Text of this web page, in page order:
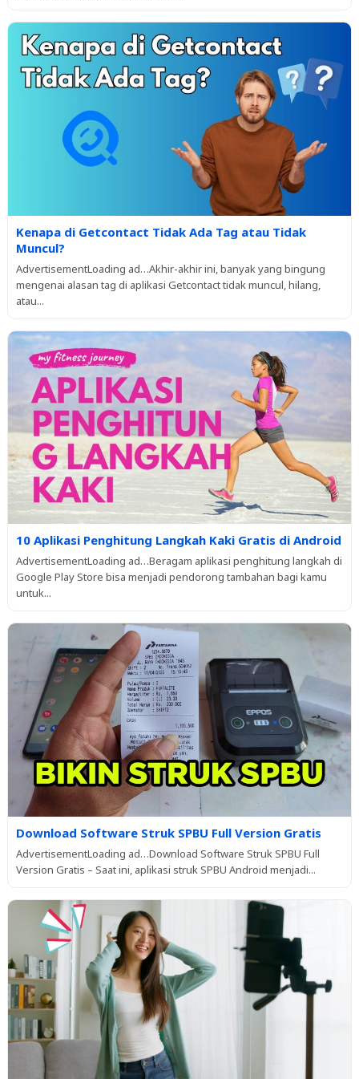
Kenapa di Getcontact Tidak Ada Tag atau Tidak
Muncul?
AdvertisementLoading ad…Akhir-akhir ini, banyak yang bingung
mengenai alasan tag di aplikasi Getcontact tidak muncul, hilang,
atau...
10 Aplikasi Penghitung Langkah Kaki Gratis di Android
AdvertisementLoading ad…Beragam aplikasi penghitung langkah di
Google Play Store bisa menjadi pendorong tambahan bagi kamu
untuk...
Download Software Struk SPBU Full Version Gratis
AdvertisementLoading ad…Download Software Struk SPBU Full
Version Gratis – Saat ini, aplikasi struk SPBU Android menjadi...